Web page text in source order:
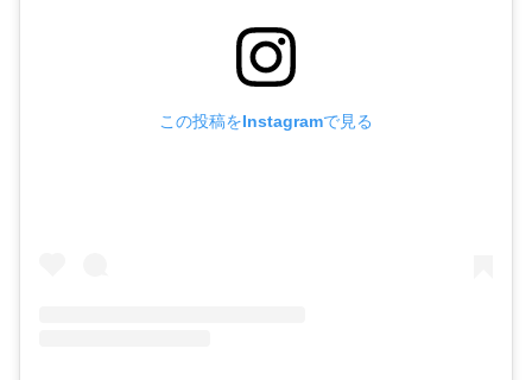
この投稿をInstagramで見る